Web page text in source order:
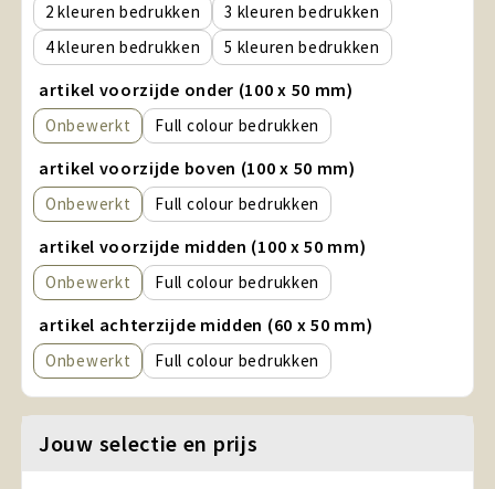
2
3
4
5
artikel voorzijde onder (100 x 50 mm)
Onbewerkt Full colour
artikel voorzijde boven (100 x 50 mm)
Onbewerkt Full colour
artikel voorzijde midden (100 x 50 mm)
Onbewerkt Full colour
artikel achterzijde midden (60 x 50 mm)
Onbewerkt Full colour
Jouw selectie en prijs